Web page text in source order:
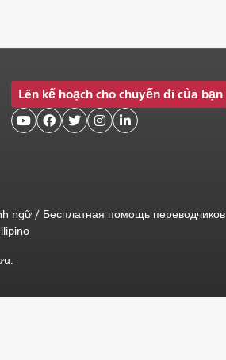
Lên kế hoạch cho chuyến đi của bạn
    
ngữ / Бесплатная помощь переводчиков